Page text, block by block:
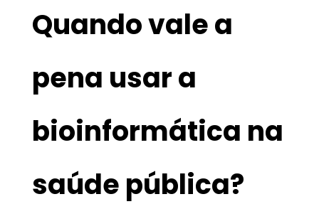
Quando vale a
pena usar a
bioinformática na
saúde pública?